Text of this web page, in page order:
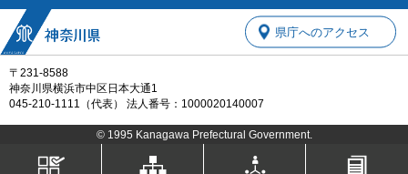
〒231-8588
神奈川県横浜市中区日本大通1
045-210-1111（代表） 法人番号：1000020140007
県庁へのアクセス
© 1995 Kanagawa Prefectural Government.